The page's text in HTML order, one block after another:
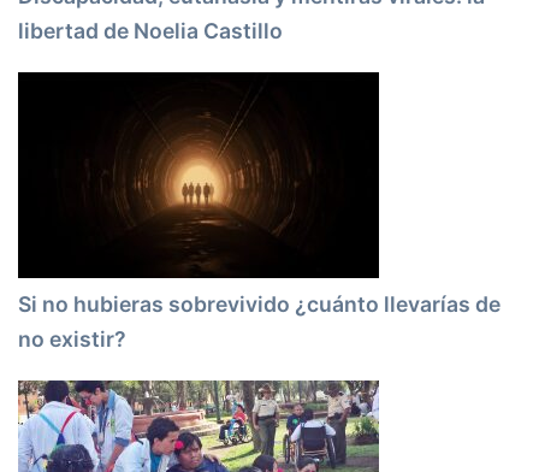
libertad de Noelia Castillo
Si no hubieras sobrevivido ¿cuánto llevarías de
no existir?